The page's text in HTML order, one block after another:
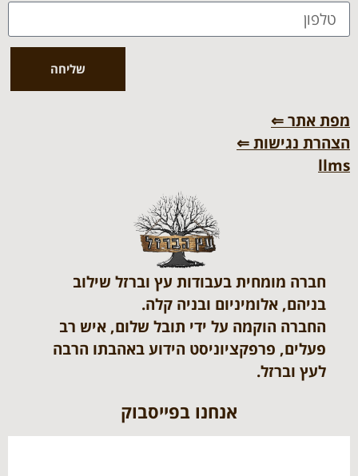
שליחה
מפת אתר ⇐
הצהרת נגישות ⇐
llms
חברה מומחית בעבודות עץ וברזל שילוב
בניהם, אלומיניום ובניה קלה.
החברה הוקמה על ידי תובל שלום, איש רב
פעלים, פרפקציוניסט הידוע באהבתו הרבה
לעץ וברזל.
אנחנו בפייסבוק